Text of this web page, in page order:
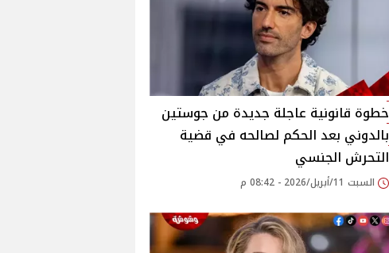
خطوة قانونية عاجلة جديدة من جوستين
بالدوني بعد الحكم لصالحه في قضية
التحرش الجنسي
السبت 11/أبريل/2026 - 08:42 م